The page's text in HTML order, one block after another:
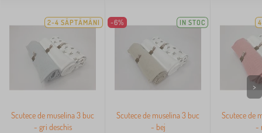
2-4 SĂPTĂMÂNI
Scutece de muselina 3 buc
- gri deschis
-6% IN STOC
Scutece de muselina 3 buc
- bej
Scutece de
-
>